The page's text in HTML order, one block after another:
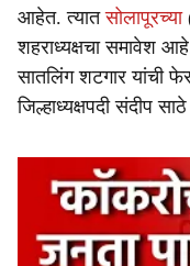
आहेत. त्यातसोलापूरच्या
शहराध्यक्षचा समावेश आहे.
सातलिंग शटगार यांची
जिल्हाध्यक्षपदी संदीप